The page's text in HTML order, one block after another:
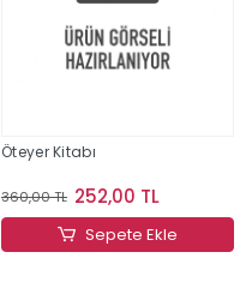
Öteyer Kitabı
360,00 TL 252,00 TL
Sepete Ekle